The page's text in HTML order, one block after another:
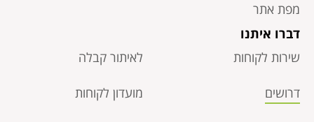
מפת אתר
דברו איתנו
שירות לקוחות
לאיתור קבלה
דרושים מועדון לקוחות